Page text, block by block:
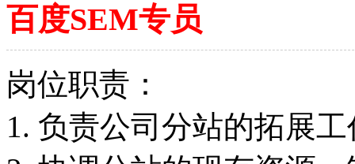
百度SEM专员
岗位职责：
1. 负责公司分站的拓展